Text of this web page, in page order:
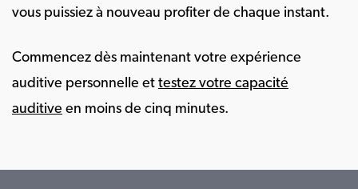
vous puissiez à nouveau profiter de chaque instant.
Commencez dès maintenant votre expérience
auditive personnelle et testez votre capacité
auditive en moins de cinq minutes.